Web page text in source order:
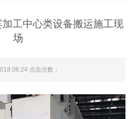
工中心类设备搬运施工现
场
点击次数：